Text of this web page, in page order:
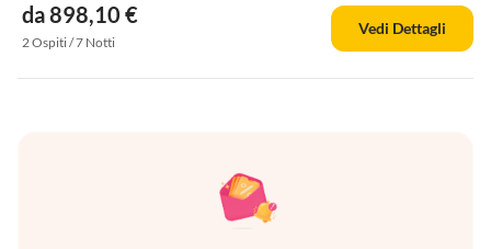
da 898,10 €
2 Ospiti / 7 Notti
Vedi Dettagli